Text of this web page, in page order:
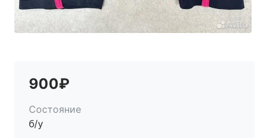
900₽
Состояние
б/у